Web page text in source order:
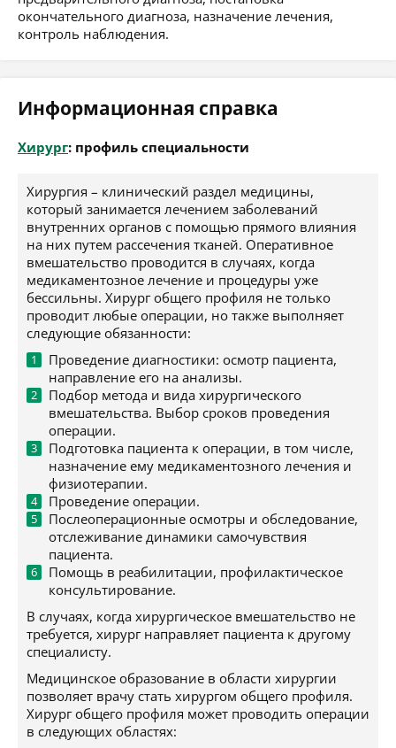
окончательного диагноза, назначение лечения,
контроль наблюдения.
Информационная справка
Хирург: профиль специальности
Хирургия – клинический раздел медицины,
который занимается лечением заболеваний
внутренних органов с помощью прямого влияния
на них путем рассечения тканей. Оперативное
вмешательство проводится в случаях, когда
медикаментозное лечение и процедуры уже
бессильны. Хирург общего профиля не только
проводит любые операции, но также выполняет
следующие обязанности:
Проведение диагностики: осмотр пациента,
направление его на анализы.
Подбор метода и вида хирургического
вмешательства. Выбор сроков проведения
операции.
Подготовка пациента к операции, в том числе,
назначение ему медикаментозного лечения и
физиотерапии.
Проведение операции.
Послеоперационные осмотры и обследование,
отслеживание динамики самочувствия
пациента.
Помощь в реабилитации, профилактическое
консультирование.
В случаях, когда хирургическое вмешательство не
требуется, хирург направляет пациента к другому
специалисту.
Медицинское образование в области хирургии
позволяет врачу стать хирургом общего профиля.
Хирург общего профиля может проводить операции
в следующих областях: